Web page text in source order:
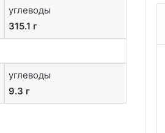
углеводы
315.1 г
углеводы
9.3 г